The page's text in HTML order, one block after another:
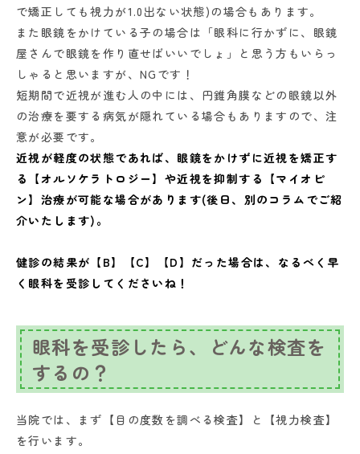
で矯正しても視力が1.0出ない状態)の場合もあります。
また眼鏡をかけている子の場合は「眼科に行かずに、眼鏡
屋さんで眼鏡を作り直せばいいでしょ」と思う方もいらっ
しゃると思いますが、NGです！
短期間で近視が進む人の中には、円錐角膜などの眼鏡以外
の治療を要する病気が隠れている場合もありますので、注
意が必要です。
近視が軽度の状態であれば、眼鏡をかけずに近視を矯正す
る【オルソケラトロジー】や近視を抑制する【マイオピ
ン】治療が可能な場合があります(後日、別のコラムでご紹
介いたします)。
健診の結果が【B】【C】【D】だった場合は、なるべく早
く眼科を受診してくださいね ！
眼科を受診したら、どんな検査を
するの？
当院では、まず【目の度数を調べる検査】と【視力検査】
を行います。